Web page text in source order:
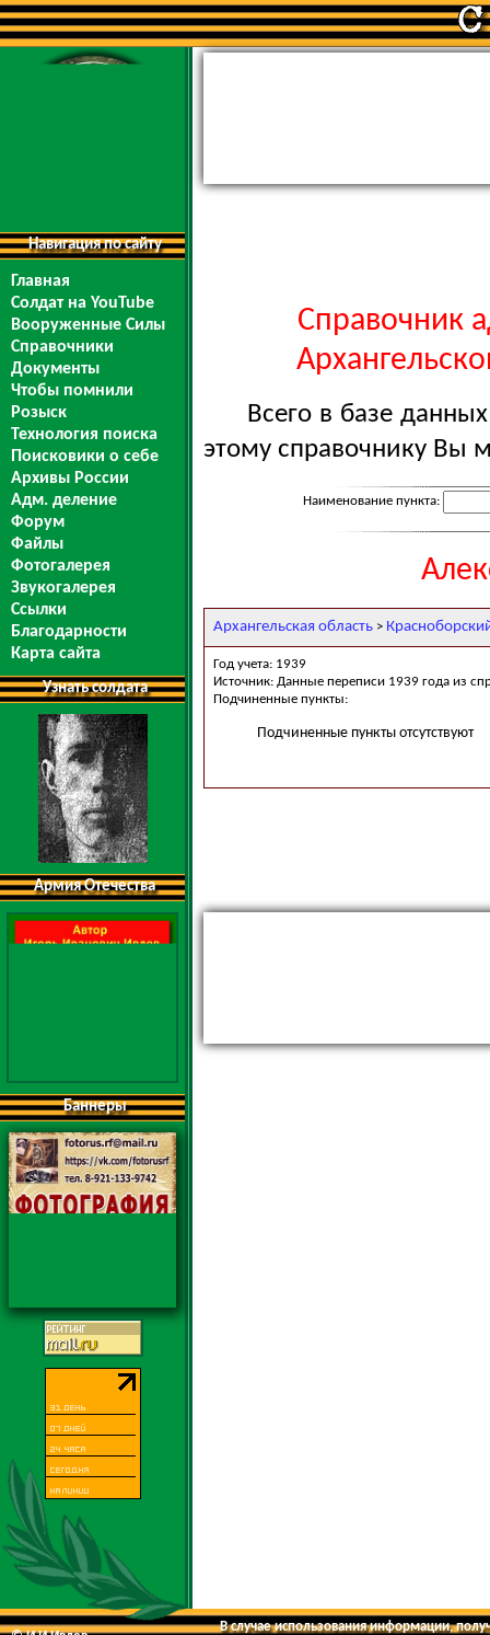
Навигация по сайту
Главная
Солдат на YouTube
Вооруженные Силы
Справочники
Документы
Чтобы помнили
Розыск
Технология поиска
Поисковики о себе
Архивы России
Адм. деление
Форум
Файлы
Фотогалерея
Звукогалерея
Ссылки
Благодарности
Карта сайта
Узнать солдата
Армия Отечества
Баннеры
Справочник
Всего в базе
этому справочнику Вы
Наименование пункта:
Архангельская область >
Год учета: 1939
Источник: Данные переписи 1939 года из
Подчиненные пункты:
Подчиненные пункты отсутствуют
В случае использования информации,